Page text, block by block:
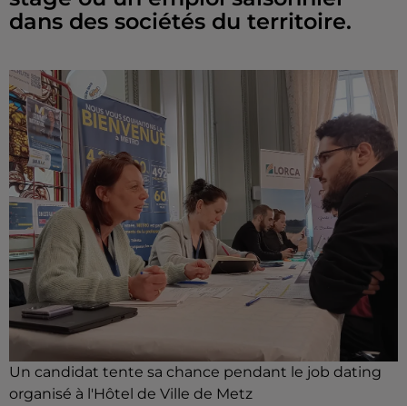
dans des sociétés du territoire.
Un candidat tente sa chance pendant le job dating
organisé à l'Hôtel de Ville de Metz